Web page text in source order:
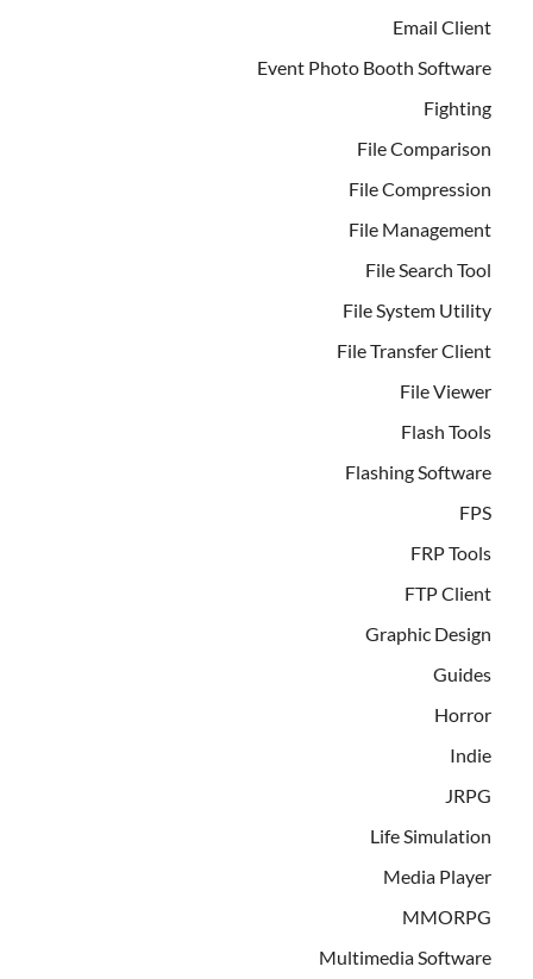
Email Client
Event Photo Booth Software
Fighting
File Comparison
File Compression
File Management
File Search Tool
File System Utility
File Transfer Client
File Viewer
Flash Tools
Flashing Software
FPS
FRP Tools
FTP Client
Graphic Design
Guides
Horror
Indie
JRPG
Life Simulation
Media Player
MMORPG
Multimedia Software